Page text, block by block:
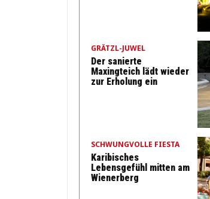
GRÄTZL-JUWEL
Der sanierte
Maxingteich lädt wieder
zur Erholung ein
SCHWUNGVOLLE FIESTA
Karibisches
Lebensgefühl mitten am
Wienerberg